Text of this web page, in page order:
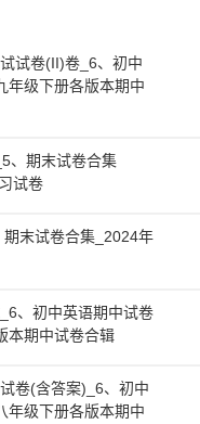
试卷(II)卷_6、初中
年级下册各版本期中
、期末试卷合集
试卷
末试卷合集_2024年
、初中英语期中试卷
本期中试卷合辑
卷(含答案)_6、初中
年级下册各版本期中